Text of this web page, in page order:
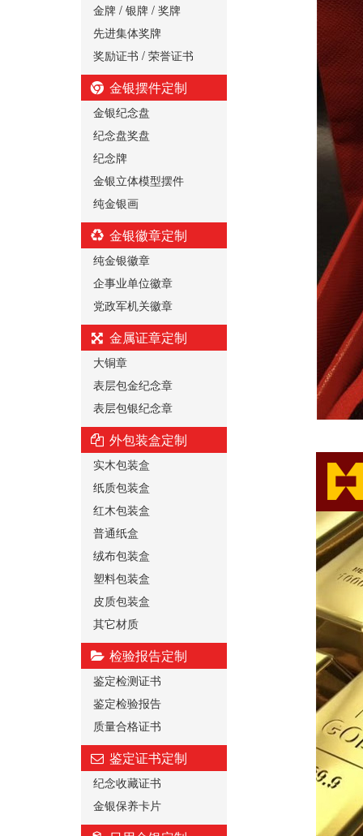
金牌 / 银牌 / 奖牌
先进集体奖牌
奖励证书 / 荣誉证书
金银摆件定制
金银纪念盘
纪念盘奖盘
纪念牌
金银立体模型摆件
纯金银画
金银徽章定制
纯金银徽章
企事业单位徽章
党政军机关徽章
金属证章定制
大铜章
表层包金纪念章
表层包银纪念章
外包装盒定制
实木包装盒
纸质包装盒
红木包装盒
普通纸盒
绒布包装盒
塑料包装盒
皮质包装盒
其它材质
检验报告定制
鉴定检测证书
鉴定检验报告
质量合格证书
鉴定证书定制
纪念收藏证书
金银保养卡片